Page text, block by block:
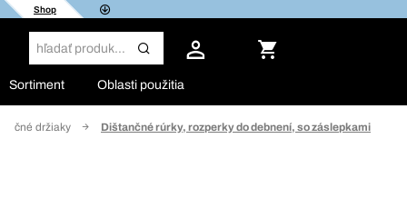
Shop
Sortiment Oblasti použitia
držiaky Dištančné rúrky, rozperky do debnení, so záslepkami